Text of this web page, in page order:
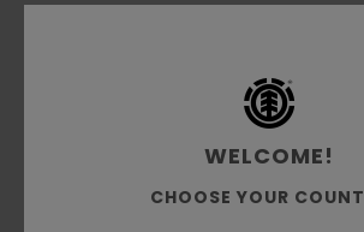
Single-Jersey-Stoff
Conscious by Nature:-Bio-
Rundhalsausschnitt
kurzärmlig
WELCOME!
CHOOSE YOUR